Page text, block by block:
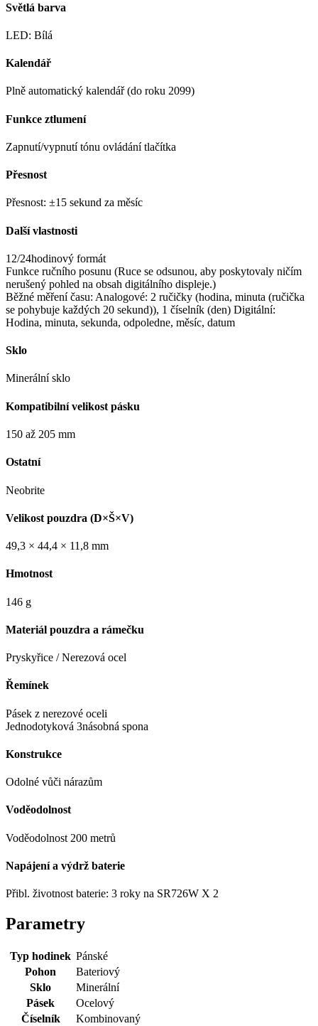
Světlá barva
LED: Bílá
Kalendář
Plně automatický kalendář (do roku 2099)
Funkce ztlumení
Zapnutí/vypnutí tónu ovládání tlačítka
Přesnost
Přesnost: ±15 sekund za měsíc
Další vlastnosti
12/24hodinový formát
Funkce ručního posunu (Ruce se odsunou, aby poskytovaly ničím
nerušený pohled na obsah digitálního displeje.)
Běžné měření času: Analogové: 2 ručičky (hodina, minuta (ručička
se pohybuje každých 20 sekund)), 1 číselník (den) Digitální:
Hodina, minuta, sekunda, odpoledne, měsíc, datum
Sklo
Minerální sklo
Kompatibilní velikost pásku
150 až 205 mm
Ostatní
Neobrite
Velikost pouzdra (D×Š×V)
49,3 × 44,4 × 11,8 mm
Hmotnost
146 g
Materiál pouzdra a rámečku
Pryskyřice / Nerezová ocel
Řemínek
Pásek z nerezové oceli
Jednodotyková 3násobná spona
Konstrukce
Odolné vůči nárazům
Voděodolnost
Voděodolnost 200 metrů
Napájení a výdrž baterie
Přibl. životnost baterie: 3 roky na SR726W X 2
Parametry
Typ hodinek Pánské
Pohon
Bateriový
Sklo
Minerální
Pásek
Ocelový
Číselník
Kombinovaný